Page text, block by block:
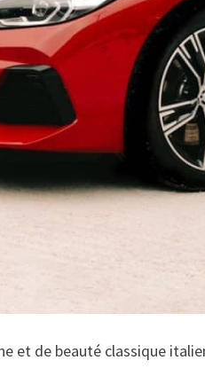
et de beauté classique